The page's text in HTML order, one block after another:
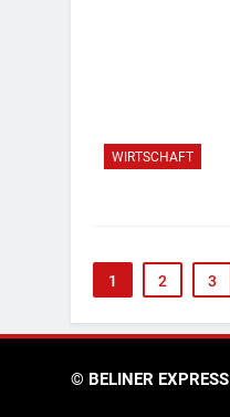
WIRTSCHAFT
1 2 3
© BELINER EXPRESS